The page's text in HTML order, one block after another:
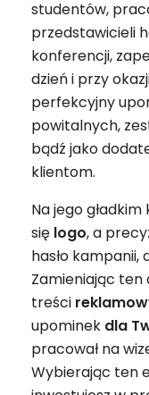
studentów,
przedstawicieli
konferencji,
dzień i przy
perfekcyjny
powitalnych,
bądź jako
klientom.
Na jego
się logo, a
hasło
Zamieniając ten
treści
upominek dla
pracował na
Wybierając ten